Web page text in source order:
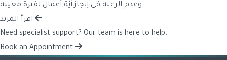
وعدم الرغبة في إنجاز أيّة أعمال لفترة معينة…
Need specialist support? Our team is here to help.
Book an Appointment